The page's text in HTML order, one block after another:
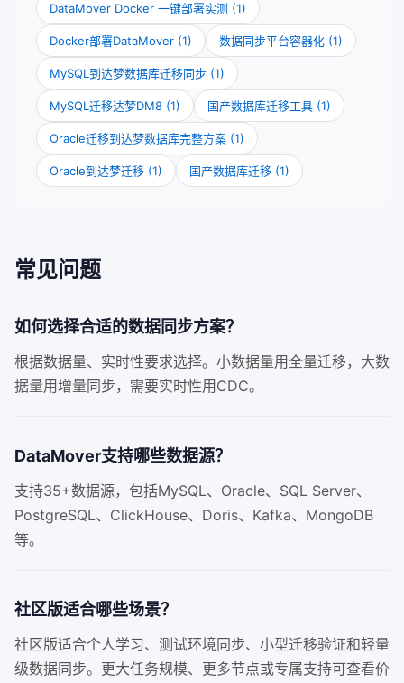
DataMover Docker 一键部署实测 (1)
Docker部署DataMover (1) 数据同步平台容器化 (1)
MySQL到达梦数据库迁移同步 (1)
MySQL迁移达梦DM8 (1) 国产数据库迁移工具 (1)
Oracle迁移到达梦数据库完整方案 (1)
Oracle到达梦迁移 (1) 国产数据库迁移 (1)
常见问题
如何选择合适的数据同步方案？
根据数据量、实时性要求选择。小数据量用全量迁移，大数
据量用增量同步，需要实时性用CDC。
DataMover支持哪些数据源？
支持35+数据源，包括MySQL、Oracle、SQL Server、
PostgreSQL、ClickHouse、Doris、Kafka、MongoDB
等。
社区版适合哪些场景？
社区版适合个人学习、测试环境同步、小型迁移验证和轻量
级数据同步。更大任务规模、更多节点或专属支持可查看价